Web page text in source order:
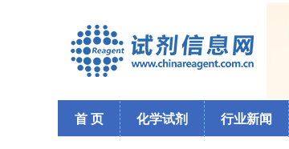
首 页 化学试剂 行业新闻